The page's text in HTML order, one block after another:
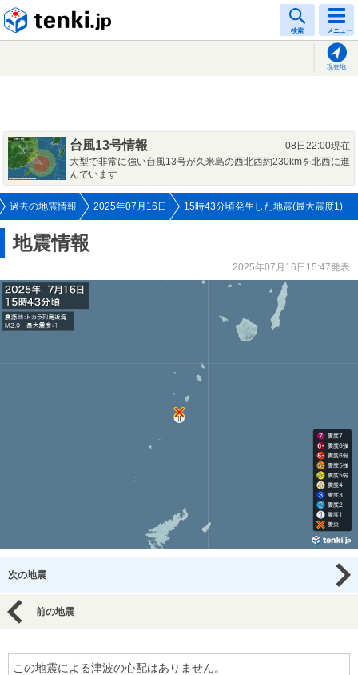
検索 メニュー
現在地
台風13号情報
08日22:00現在
大型で非常に強い台風13号が久米島の西北西約230kmを北西に進
んでいます
過去の地震情報 2025年07月16日 15時43分頃発生した地震(最大震度1)
地震情報
2025年07月16日15:47発表
次の地震
前の地震
この地震による津波の心配はありません。